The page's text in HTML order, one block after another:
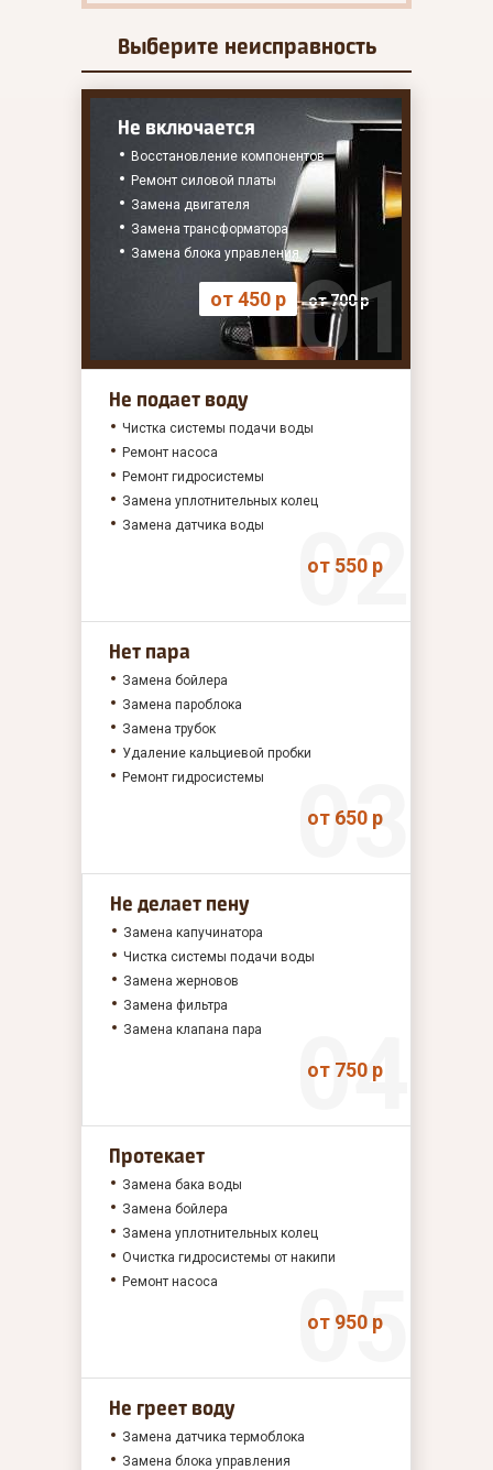
Выберите неисправность
Не включается
Восстановление компонентов
Ремонт силовой платы
Замена двигателя
Замена трансформатора
Замена блока управления
от 450 р от 700 р
Не подает воду
Чистка системы подачи воды
Ремонт насоса
Ремонт гидросистемы
Замена уплотнительных колец
Замена датчика воды
от 550 р
Нет пара
Замена бойлера
Замена пароблока
Замена трубок
Удаление кальциевой пробки
Ремонт гидросистемы
от 650 р
Не делает пену
Замена капучинатора
Чистка системы подачи воды
Замена жерновов
Замена фильтра
Замена клапана пара
от 750 р
Протекает
Замена бака воды
Замена бойлера
Замена уплотнительных колец
Очистка гидросистемы от накипи
Ремонт насоса
от 950 р
Не греет воду
Замена датчика термоблока
Замена блока управления